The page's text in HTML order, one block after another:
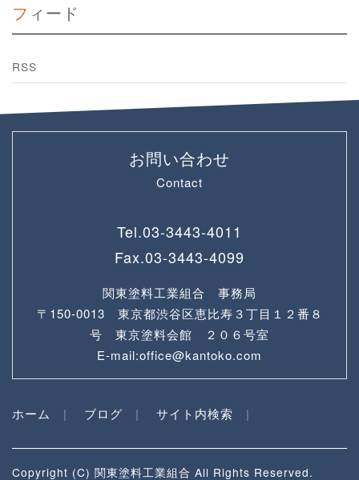
フィード
RSS
お問い合わせ
Contact
Tel.03-3443-4011
Fax.03-3443-4099
関東塗料工業組合 事務局
〒150-0013 東京都渋谷区恵比寿３丁目１２番８
号 東京塗料会館 ２０６号室
E-mail:office@kantoko.com
ホーム ブログ サイト内検索
Copyright (C) 関東塗料工業組合 All Rights Reserved.